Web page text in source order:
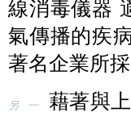
線消毒儀器
氣傳播的疾
著名企業所
另一
藉著與